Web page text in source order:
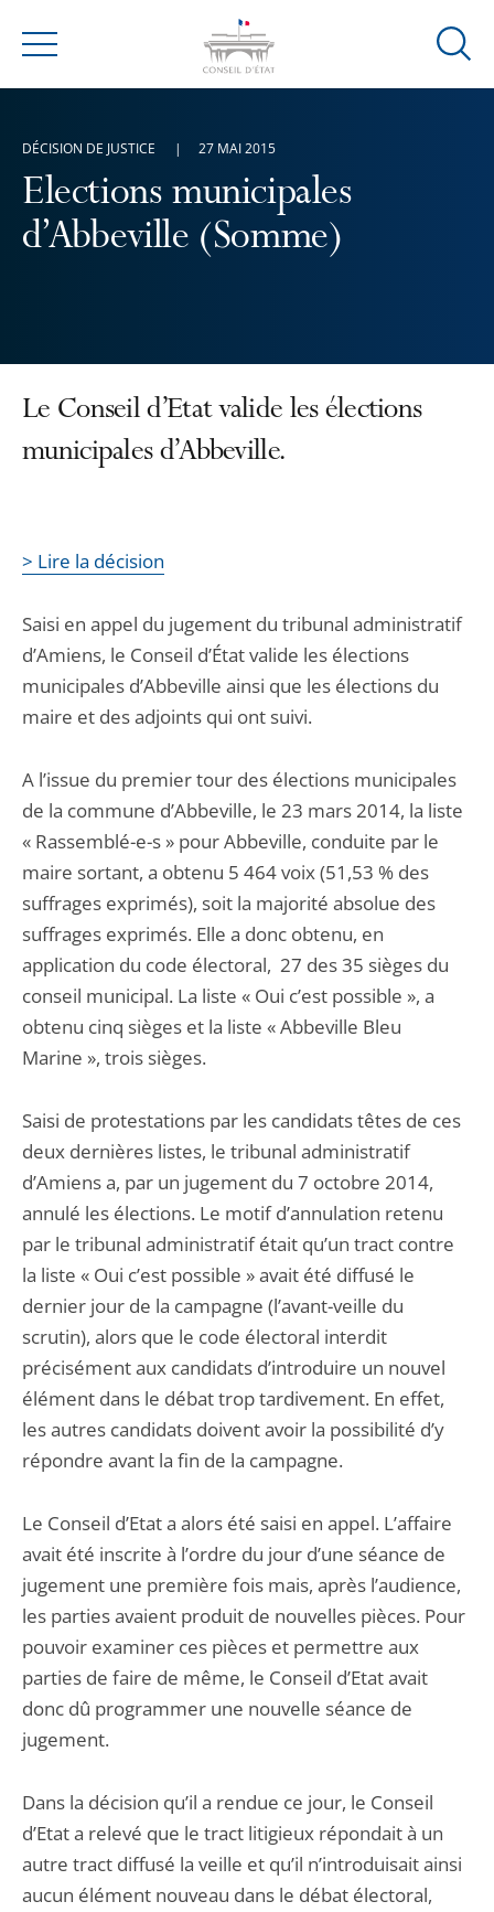
Menu
Ouvrir
Elections municipales
d’Abbeville (Somme)
DÉCISION DE JUSTICE 27 MAI 2015
Le Conseil d’Etat valide les élections
municipales d’Abbeville.
> Lire la décision
Saisi en appel du jugement du tribunal administratif
d’Amiens, le Conseil d’État valide les élections
municipales d’Abbeville ainsi que les élections du
maire et des adjoints qui ont suivi.
A l’issue du premier tour des élections municipales
de la commune d’Abbeville, le 23 mars 2014, la liste
« Rassemblé-e-s » pour Abbeville, conduite par le
maire sortant, a obtenu 5 464 voix (51,53 % des
suffrages exprimés), soit la majorité absolue des
suffrages exprimés. Elle a donc obtenu, en
application du code électoral, 27 des 35 sièges du
conseil municipal. La liste « Oui c’est possible », a
obtenu cinq sièges et la liste « Abbeville Bleu
Marine », trois sièges.
Saisi de protestations par les candidats têtes de ces
deux dernières listes, le tribunal administratif
d’Amiens a, par un jugement du 7 octobre 2014,
annulé les élections. Le motif d’annulation retenu
par le tribunal administratif était qu’un tract contre
la liste « Oui c’est possible » avait été diffusé le
dernier jour de la campagne (l’avant-veille du
scrutin), alors que le code électoral interdit
précisément aux candidats d’introduire un nouvel
élément dans le débat trop tardivement. En effet,
les autres candidats doivent avoir la possibilité d’y
répondre avant la fin de la campagne.
Le Conseil d’Etat a alors été saisi en appel. L’affaire
avait été inscrite à l’ordre du jour d’une séance de
jugement une première fois mais, après l’audience,
les parties avaient produit de nouvelles pièces. Pour
pouvoir examiner ces pièces et permettre aux
parties de faire de même, le Conseil d’Etat avait
donc dû programmer une nouvelle séance de
jugement.
Dans la décision qu’il a rendue ce jour, le Conseil
d’Etat a relevé que le tract litigieux répondait à un
autre tract diffusé la veille et qu’il n’introduisait ainsi
aucun élément nouveau dans le débat électoral,